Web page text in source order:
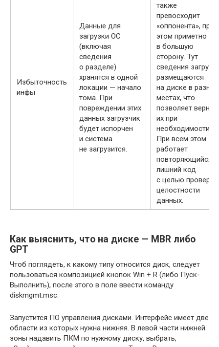
Избыточность
инфы
Данные для
загрузки ОС
(включая
сведения
о разделе)
хранятся в одной
локации — начало
тома. При
повреждении этих
данных загрузчик
будет испорчен
и система
не загрузится.
также
превосходит
«оппонента», при
этом приметно
в большую
сторону. Тут
сведения
размещаются
на диске в разных
местах, что
позволяет
их при
необходимости.
При всем этом
работает
повторяющийся
лишний код
с целью проверки
целостности
данных.
Как выяснить, что на диске — MBR либо
GPT
Чтоб поглядеть, к какому типу относится диск, следует
пользоваться композицией кнопок Win + R (либо Пуск-
Выполнить), после этого в поле ввести команду
diskmgmt.msc.
Запустится ПО управления дисками. Интерфейс имеет две
области из которых нужна нижняя. В левой части нижней
зоны надавить ПКМ по нужному диску, выбрать,